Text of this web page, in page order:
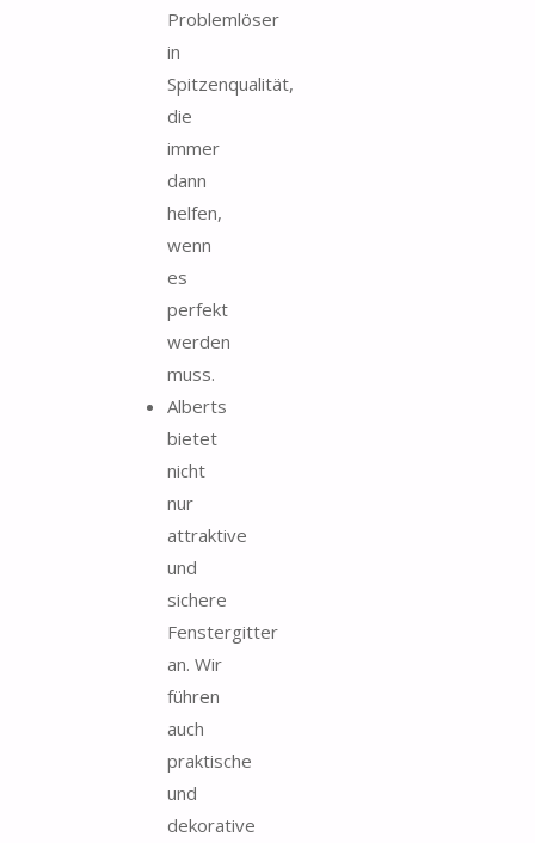
Problemlöser
in
Spitzenqualität,
die
immer
dann
helfen,
wenn
es
perfekt
werden
muss.
Alberts
bietet
nicht
nur
attraktive
und
sichere
Fenstergitter
an. Wir
führen
auch
praktische
und
dekorative